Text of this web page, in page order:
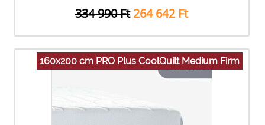
334 990 Ft 264 642 Ft
160x200 cm PRO Plus CoolQuilt Medium Firm